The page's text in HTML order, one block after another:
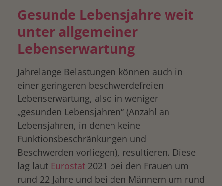
Gesunde Lebensjahre weit
unter allgemeiner
Lebenserwartung
Jahrelange Belastungen können auch in
einer geringeren beschwerdefreien
Lebenserwartung, also in weniger
„gesunden Lebensjahren“ (Anzahl an
Lebensjahren, in denen keine
Funktionsbeschränkungen und
Beschwerden vorliegen), resultieren. Diese
lag laut Eurostat 2021 bei den Frauen um
rund 22 Jahre und bei den Männern um rund